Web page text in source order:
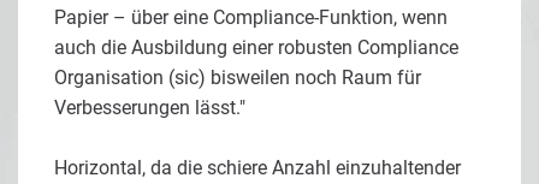
Papier – über eine Compliance-Funktion, wenn
auch die Ausbildung einer robusten Compliance
Organisation (sic) bisweilen noch Raum für
Verbesserungen lässt."
Horizontal, da die schiere Anzahl einzuhaltender